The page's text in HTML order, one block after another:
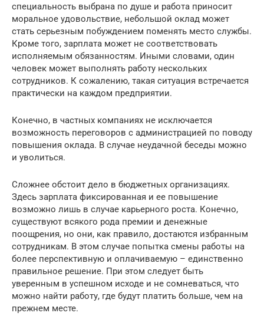
специальность выбрана по душе и работа приносит
моральное удовольствие, небольшой оклад может
стать серьезным побуждением поменять место службы.
Кроме того, зарплата может не соответствовать
исполняемым обязанностям. Иными словами, один
человек может выполнять работу нескольких
сотрудников. К сожалению, такая ситуация встречается
практически на каждом предприятии.
Конечно, в частных компаниях не исключается
возможность переговоров с администрацией по поводу
повышения оклада. В случае неудачной беседы можно
и уволиться.
Сложнее обстоит дело в бюджетных организациях.
Здесь зарплата фиксированная и ее повышение
возможно лишь в случае карьерного роста. Конечно,
существуют всякого рода премии и денежные
поощрения, но они, как правило, достаются избранным
сотрудникам. В этом случае попытка смены работы на
более перспективную и оплачиваемую – единственно
правильное решение. При этом следует быть
уверенным в успешном исходе и не сомневаться, что
можно найти работу, где будут платить больше, чем на
прежнем месте.